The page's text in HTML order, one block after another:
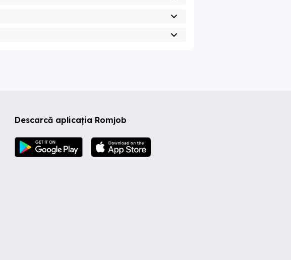
Descarcă aplicația Romjob